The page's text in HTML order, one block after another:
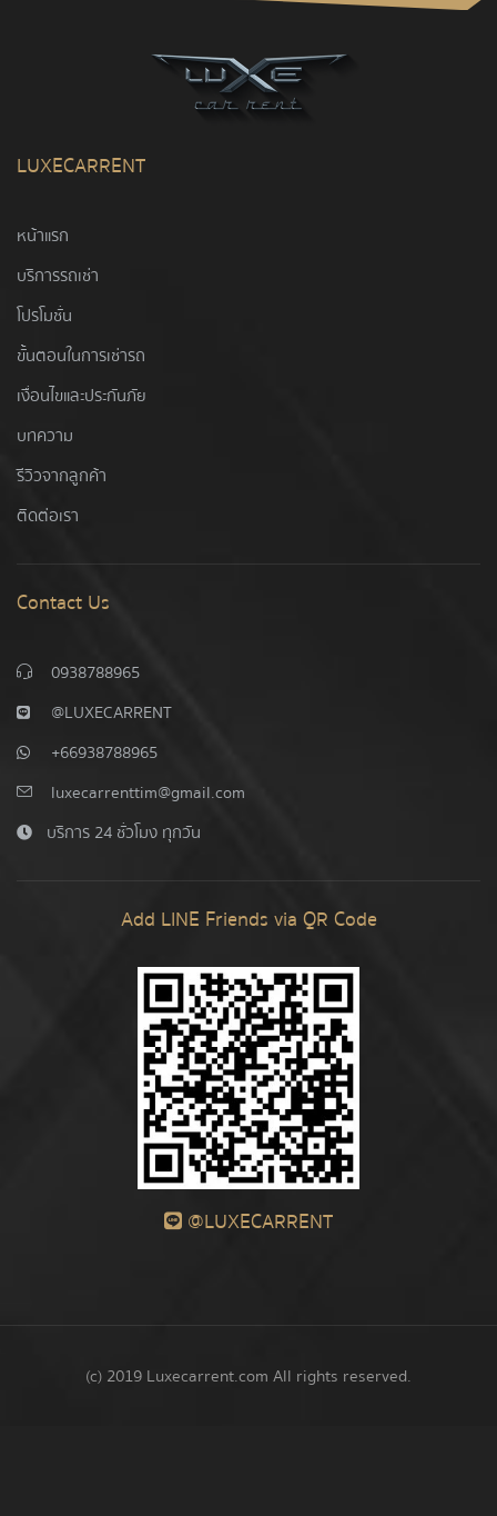
LUXECARRENT
หน้าแรก
บริการรถเช่า
โปรโมชั่น
ขั้นตอนในการเช่ารถ
เงื่อนไขและประกันภัย
บทความ
รีวิวจากลูกค้า
ติดต่อเรา
Contact Us
0938788965
@LUXECARRENT
+66938788965
luxecarrenttim@gmail.com
บริการ 24 ชั่วโมง ทุกวัน
Add LINE Friends via QR Code
@LUXECARRENT
(c) 2019 Luxecarrent.com All rights reserved.